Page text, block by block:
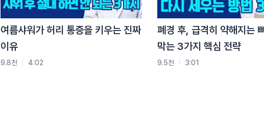
여름샤워가 허리 통증을 키우는 진짜
이유
9.8천 4:02
폐경 후, 급격히 약해지는
막는 3가지 핵심 전략
9.5천 3:01